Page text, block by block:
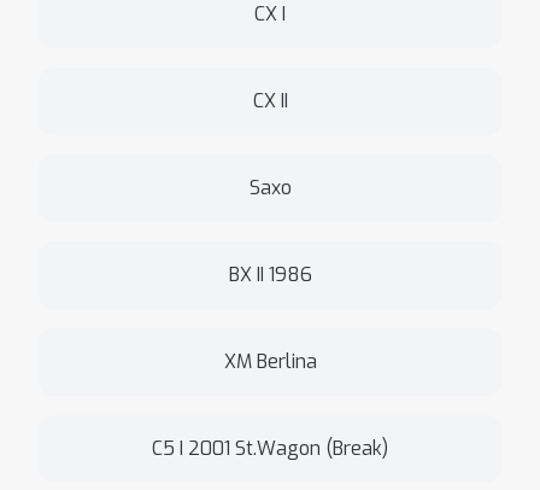
CX I
CX II
Saxo
BX II 1986
XM Berlina
C5 I 2001 St.Wagon (Break)